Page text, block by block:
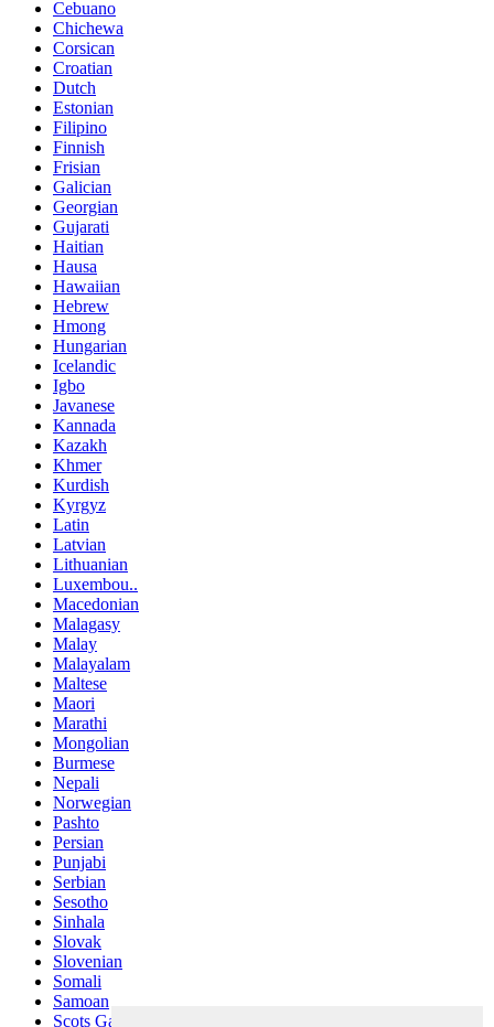
Cebuano
Chichewa
Corsican
Croatian
Dutch
Estonian
Filipino
Finnish
Frisian
Galician
Georgian
Gujarati
Haitian
Hausa
Hawaiian
Hebrew
Hmong
Hungarian
Icelandic
Igbo
Javanese
Kannada
Kazakh
Khmer
Kurdish
Kyrgyz
Latin
Latvian
Lithuanian
Luxembou..
Macedonian
Malagasy
Malay
Malayalam
Maltese
Maori
Marathi
Mongolian
Burmese
Nepali
Norwegian
Pashto
Persian
Punjabi
Serbian
Sesotho
Sinhala
Slovak
Slovenian
Somali
Samoan
Scots Gaelic